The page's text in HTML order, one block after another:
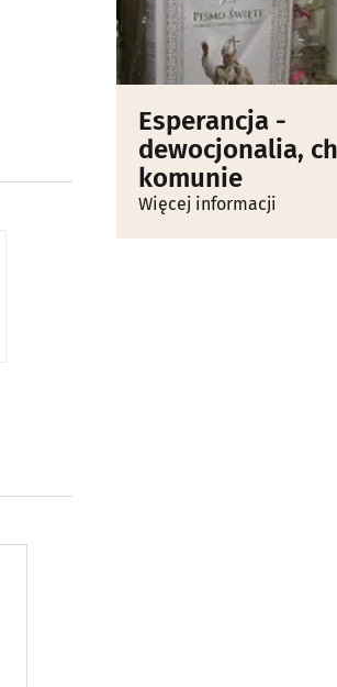
Esperancja -
dewocjonalia,
komunie
Więcej informacji